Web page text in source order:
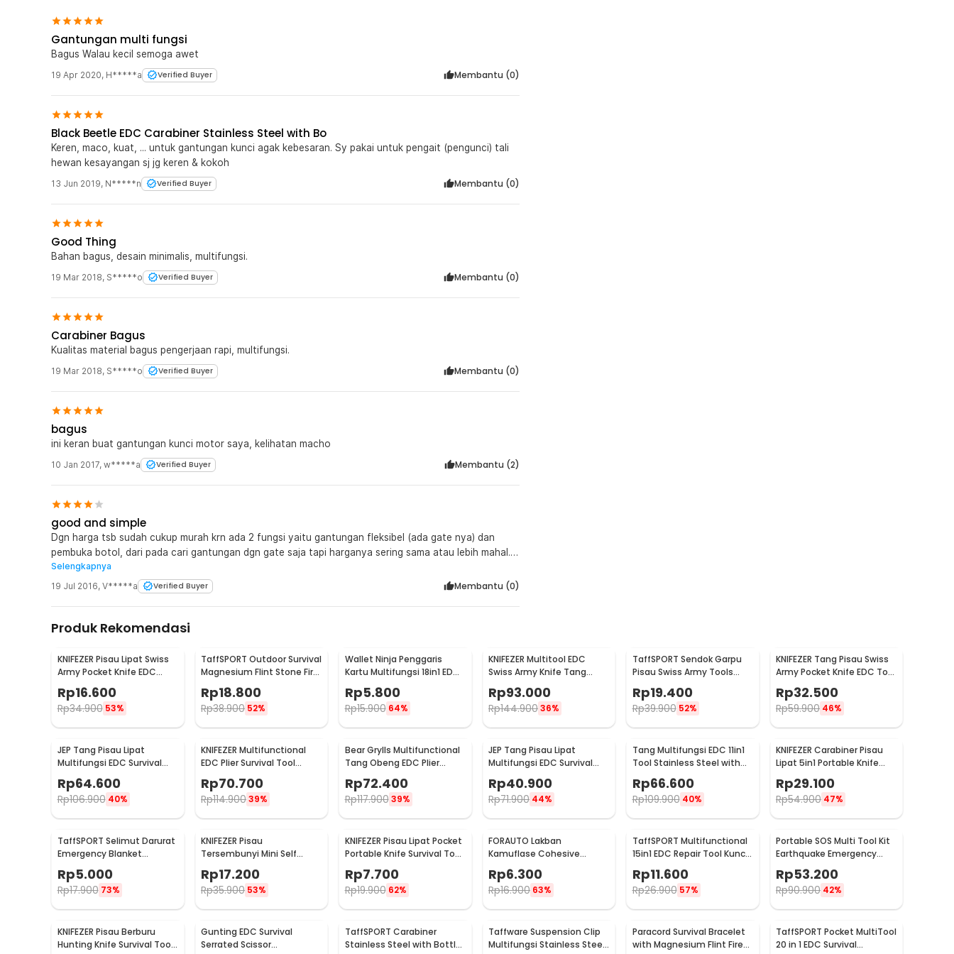
Gantungan multi fungsi
Bagus Walau kecil semoga awet
19 Apr 2020, H*****a Verified Buyer Membantu (0)
Black Beetle EDC Carabiner Stainless Steel with Bo
Keren, maco, kuat, ... untuk gantungan kunci agak kebesaran. Sy pakai untuk pengait (pengunci) tali
hewan kesayangan sj jg keren & kokoh
13 Jun 2019, N*****n Verified Buyer Membantu (0)
Good Thing
Bahan bagus, desain minimalis, multifungsi.
19 Mar 2018, S*****o Verified Buyer Membantu (0)
Carabiner Bagus
Kualitas material bagus pengerjaan rapi, multifungsi.
19 Mar 2018, S*****o Verified Buyer Membantu (0)
bagus
ini keran buat gantungan kunci motor saya, kelihatan macho
10 Jan 2017, w*****a Verified Buyer Membantu (2)
good and simple
Dgn harga tsb sudah cukup murah krn ada 2 fungsi yaitu gantungan fleksibel (ada gate nya) dan
pembuka botol, dari pada cari gantungan dgn gate saja tapi harganya sering sama atau lebih mahal.
At least it has 2 functions. Simple dan berguna. Mungkin punya banyak juga bagus. Masih menunggu
keawetannya.
Selengkapnya
19 Jul 2016, V*****a Verified Buyer Membantu (0)
Produk Rekomendasi
KNIFEZER Pisau Lipat Swiss
Army Pocket Knife EDC
Multifungsi 11in1 - A3011
Rp16.600
Rp34.900 53%
TaffSPORT Outdoor Survival
Magnesium Flint Stone Fire
Starter Whistle - JD1422
Rp18.800
Rp38.900 52%
Wallet Ninja Penggaris
Kartu Multifungsi 18in1 EDC
Credit Card Sized - W085
Rp5.800
Rp15.900 64%
KNIFEZER Multitool EDC
Swiss Army Knife Tang
Kunci Pas Stainless Steel -
MPG05
Rp93.000
Rp144.90036%
TaffSPORT Sendok Garpu
Pisau Swiss Army Tools
Rp19.400
Rp39.900 52%
KNIFEZER Tang Pisau Swiss
Army Pocket Knife EDC Tool
Stainless Steel - A3009
Rp32.500
Rp59.900 46%
JEP Tang Pisau Lipat
Multifungsi EDC Survival
Tool Stainless Steel -
MPA22S
Rp64.600
Rp106.900 40%
KNIFEZER Multifunctional
EDC Plier Survival Tool
Rp70.700
Rp114.90039%
Bear Grylls Multifunctional
Tang Obeng EDC Plier
Rp72.400
Rp117.900 39%
JEP Tang Pisau Lipat
Multifungsi EDC Survival
MPA13
Rp40.900
Rp71.900 44%
Tang Multifungsi EDC 11in1
Tool Stainless Steel with
Lock System - MPA01
Rp66.600
Rp109.900 40%
KNIFEZER Carabiner Pisau
Lipat 5in1 Portable Knife
Rp29.100
Rp54.900 47%
TaffSPORT Selimut Darurat
Emergency Blanket
001
Rp5.000
Rp17.900 73%
KNIFEZER Pisau
Tersembunyi Mini Self
Steel - H19
Rp17.200
Rp35.900 53%
KNIFEZER Pisau Lipat Pocket
Portable Knife Survival Tool
Rp7.700
Rp19.900 62%
FORAUTO Lakban
Kamuflase Cohesive
Bandage Tape Hunting
4.5M 50mm - H10
Rp6.300
Rp16.900 63%
TaffSPORT Multifunctional
15in1 EDC Repair Tool Kunci
Pas Hex Obeng - HW0668
Rp11.600
Rp26.900 57%
Portable SOS Multi Tool Kit
Earthquake Emergency
Outdoor Survival - JT21
Rp53.200
Rp90.900 42%
KNIFEZER Pisau Berburu
Hunting Knife Survival Tool
Gunting EDC Survival
Serrated Scissor
TaffSPORT Carabiner
Stainless Steel with Bottle
Taffware Suspension Clip
Multifungsi Stainless Steel
Paracord Survival Bracelet
with Magnesium Flint Fire
TaffSPORT Pocket MultiTool
20 in 1 EDC Survival